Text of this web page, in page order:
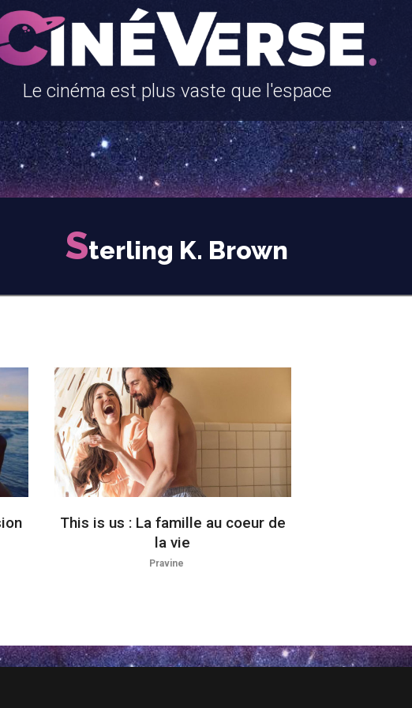
Le cinéma est plus vaste que l'espace
Sterling K. Brown
This is us : La famille au coeur de
la vie
Pravine